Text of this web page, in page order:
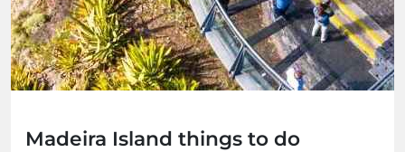
Madeira Island things to do